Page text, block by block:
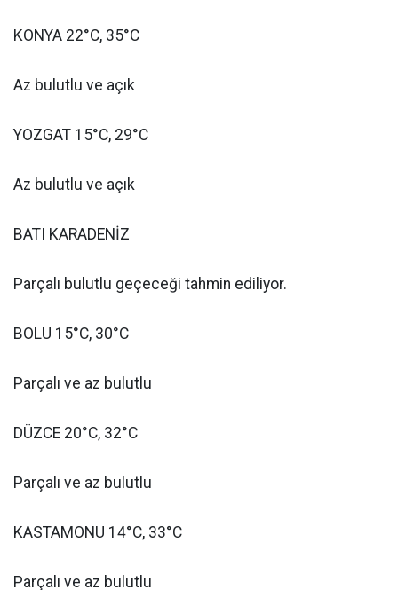
KONYA 22°C, 35°C
Az bulutlu ve açık
YOZGAT 15°C, 29°C
Az bulutlu ve açık
BATI KARADENİZ
Parçalı bulutlu geçeceği tahmin ediliyor.
BOLU 15°C, 30°C
Parçalı ve az bulutlu
DÜZCE 20°C, 32°C
Parçalı ve az bulutlu
KASTAMONU 14°C, 33°C
Parçalı ve az bulutlu